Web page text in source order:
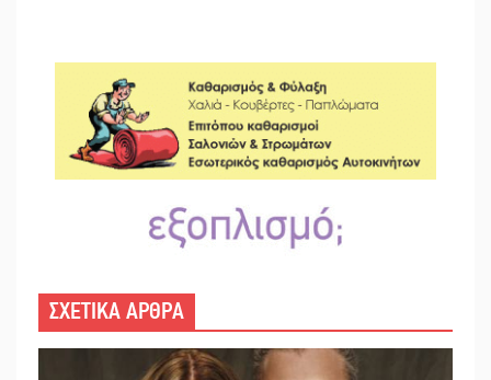
ΣΧΕΤΙΚΑ ΑΡΘΡΑ